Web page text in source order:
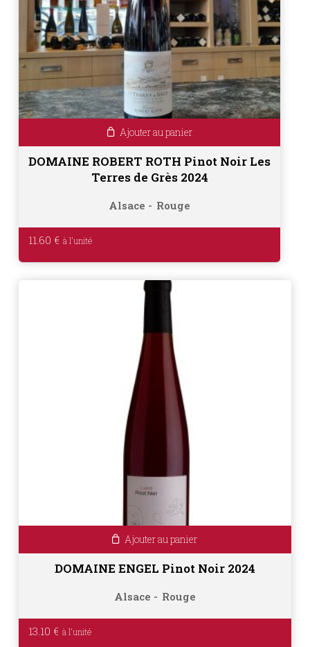
Ajouter au panier
DOMAINE ROBERT ROTH Pinot Noir Les
Terres de Grès 2024
Alsace Rouge
11.60 €
Ajouter au panier
DOMAINE ENGEL Pinot Noir 2024
Alsace Rouge
13.10 €